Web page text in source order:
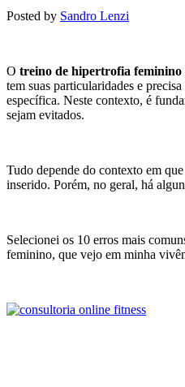
Posted by Sandro Lenzi
O treino de hipertrofia feminino
tem suas particularidades e
específica. Neste contexto, é
sejam evitados.
Tudo depende do contexto em
inserido. Porém, no geral, há
Selecionei os 10 erros mais
feminino, que vejo em minha